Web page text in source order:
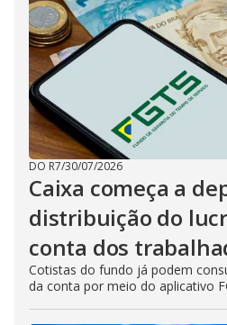
DO R7/30/07/2026
Caixa começa a
distribuição do
conta dos
Cotistas do fundo já podem
da conta por meio do aplicativo